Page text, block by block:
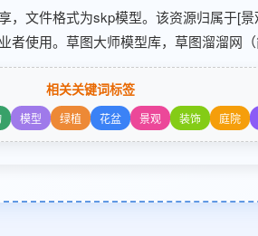
，文件格式为skp模型。该资源归属于[
者使用。草图大师模型库，草图溜溜网
相关关键词标签
模型 绿植 花盆 景观 装饰 庭院